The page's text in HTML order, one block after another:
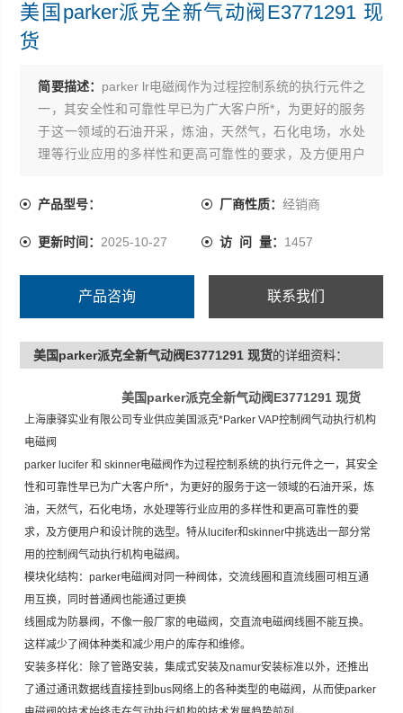
美国parker派克全新气动阀E3771291 现
货
简要描述： parker lr电磁阀作为过程控制系统的执行元件之
一，其安全性和可靠性早已为广大客户所*，为更好的服务
于这一领域的石油开采，炼油，天然气，石化电场，水处
理等行业应用的多样性和更高可靠性的要求，及方便用户
货
产品型号： 厂商性质： 经销商
更新时间： 2025-10-27 访 问 量： 1457
产品咨询 联系我们
美国parker派克全新气动阀E3771291 现货的详细资料：
美国parker派克全新气动阀E3771291 现货
上海康驿实业有限公司专业供应美国派克*Parker VAP控制阀气动执行机构
电磁阀
parker lucifer 和 skinner电磁阀作为过程控制系统的执行元件之一，其安全
性和可靠性早已为广大客户所*，为更好的服务于这一领域的石油开采，炼
油，天然气，石化电场，水处理等行业应用的多样性和更高可靠性的要
求，及方便用户和设计院的选型。特从lucifer和skinner中挑选出一部分常
用的控制阀气动执行机构电磁阀。
模块化结构：parker电磁阀对同一种阀体，交流线圈和直流线圈可相互通
用互换，同时普通阀也能通过更换
线圈成为防暴阀，不像一般厂家的电磁阀，交直流电磁阀线圈不能互换。
这样减少了阀体种类和减少用户的库存和维修。
安装多样化：除了管路安装，集成式安装及namur安装标准以外，还推出
了通过通讯数据线直接挂到bus网络上的各种类型的电磁阀，从而使parker